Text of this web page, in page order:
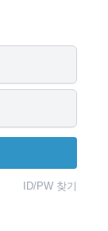
ID/PW 찾기